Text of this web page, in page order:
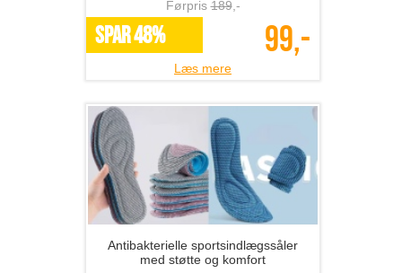
Førpris189,-
SPAR 48% 99,-
Læs mere
Antibakterielle sportsindlægssåler
med støtte og komfort